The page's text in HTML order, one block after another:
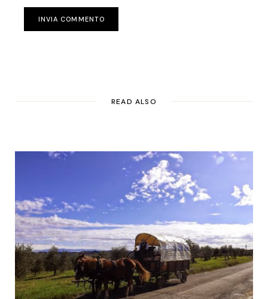
INVIA COMMENTO
READ ALSO